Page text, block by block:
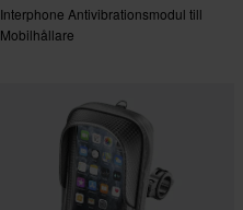
Interphone Antivibrationsmodul till
Mobilhållare